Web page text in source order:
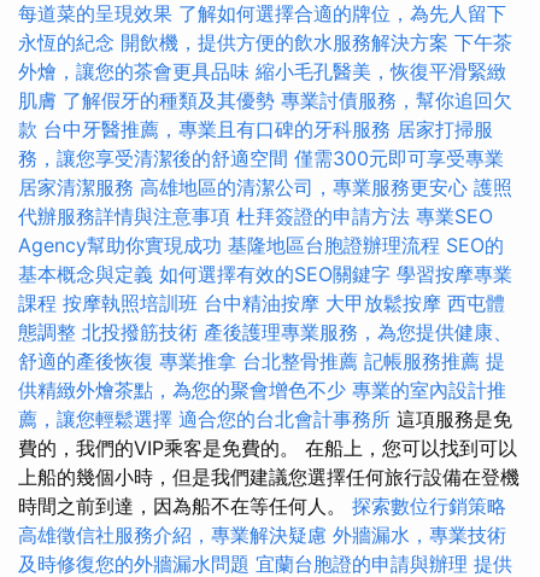
每道菜的呈現效果 了解如何選擇合適的牌位，為先人留下
永恆的紀念 開飲機，提供方便的飲水服務解決方案 下午茶
外燴，讓您的茶會更具品味 縮小毛孔醫美，恢復平滑緊緻
肌膚 了解假牙的種類及其優勢 專業討債服務，幫你追回欠
款 台中牙醫推薦，專業且有口碑的牙科服務 居家打掃服
務，讓您享受清潔後的舒適空間 僅需300元即可享受專業
居家清潔服務 高雄地區的清潔公司，專業服務更安心 護照
代辦服務詳情與注意事項 杜拜簽證的申請方法 專業SEO
Agency幫助你實現成功 基隆地區台胞證辦理流程 SEO的
基本概念與定義 如何選擇有效的SEO關鍵字 學習按摩專業
課程 按摩執照培訓班 台中精油按摩 大甲放鬆按摩 西屯體
態調整 北投撥筋技術 產後護理專業服務，為您提供健康、
舒適的產後恢復 專業推拿 台北整骨推薦 記帳服務推薦 提
供精緻外燴茶點，為您的聚會增色不少 專業的室內設計推
薦，讓您輕鬆選擇 適合您的台北會計事務所 這項服務是免
費的，我們的VIP乘客是免費的。 在船上，您可以找到可以
上船的幾個小時，但是我們建議您選擇任何旅行設備在登機
時間之前到達，因為船不在等任何人。 探索數位行銷策略
高雄徵信社服務介紹，專業解決疑慮 外牆漏水，專業技術
及時修復您的外牆漏水問題 宜蘭台胞證的申請與辦理 提供